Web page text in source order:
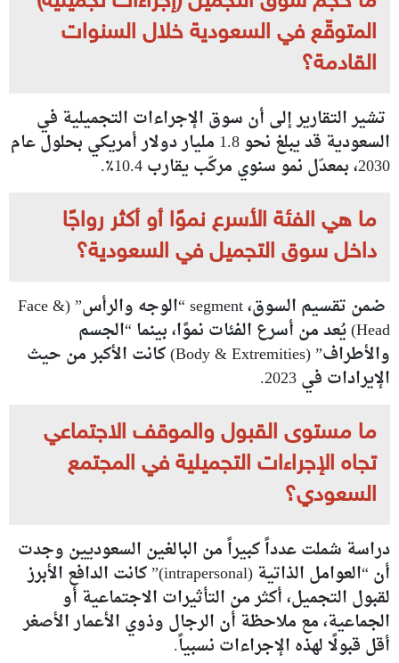
المتوقّع في السعودية خلال السنوات
القادمة؟
تشير التقارير إلى أن سوق الإجراءات التجميلية في
السعودية قد يبلغ نحو 1.8 مليار دولار أمريكي بحلول عام
2030، بمعدّل نمو سنوي مركّب يقارب 10.4٪.
ما هي الفئة الأسرع نموًا أو أكثر رواجًا
داخل سوق التجميل في السعودية؟
ضمن تقسيم السوق، segment “الوجه والرأس” (Face &
Head) يُعد من أسرع الفئات نموًا، بينما “الجسم
والأطراف” (Body & Extremities) كانت الأكبر من حيث
الإيرادات في 2023.
ما مستوى القبول والموقف الاجتماعي
تجاه الإجراءات التجميلية في المجتمع
السعودي؟
دراسة شملت عدداً كبيراً من البالغين السعوديين وجدت
أن “العوامل الذاتية (intrapersonal)” كانت الدافع الأبرز
لقبول التجميل، أكثر من التأثيرات الاجتماعية أو
الجماعية، مع ملاحظة أن الرجال وذوي الأعمار الأصغر
أقل قبولًا لهذه الإجراءات نسبياً.